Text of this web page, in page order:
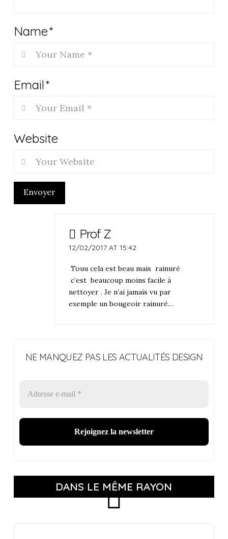
Name*
Email*
Website
Envoyer
Prof Z
12/02/2017 AT 15:42
Touu cela est beau mais rainuré
c’est beaucoup moins facile à
nettoyer . Je n’ai jamais vu par
exemple un bougeoir rainuré…
NE MANQUEZ PAS LES ACTUALITÉS DESIGN
DANS LE MÊME RAYON